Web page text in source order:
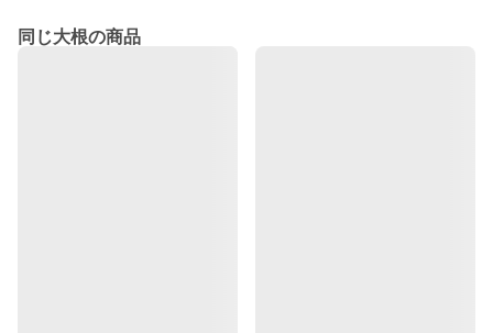
同じ大根の商品